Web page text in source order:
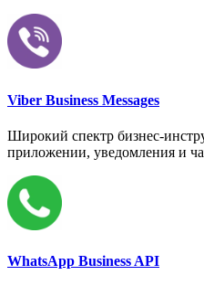
Viber Business Messages
Широкий спектр бизнес-
приложении, уведомления и
WhatsApp Business API